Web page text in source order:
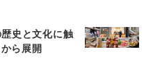
史と文化に触
ら展開